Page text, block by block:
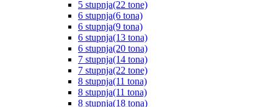
5 stupnja(22 tone)
6 stupnja(6 tona)
6 stupnja(9 tona)
6 stupnja(13 tona)
6 stupnja(20 tona)
7 stupnja(14 tona)
7 stupnja(22 tone)
8 stupnja(11 tona)
8 stupnja(11 tona)
8 stupnja(18 tona)